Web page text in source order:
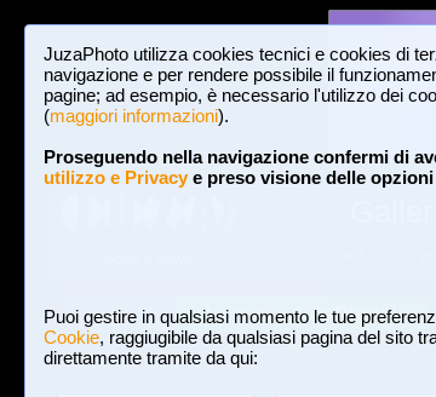
JuzaPhoto utilizza cookies tecnici e cookies di
navigazione e per rendere possibile il
pagine; ad esempio, è necessario l'utilizzo dei
(maggiori informazioni).
Proseguendo nella navigazione confermi di
utilizzo e Privacye preso visione delle
Puoi gestire in qualsiasi momento le tue
Cookie, raggiugibile da qualsiasi pagina del sito
direttamente tramite da qui:
Login Iscriviti a JuzaPhoto!